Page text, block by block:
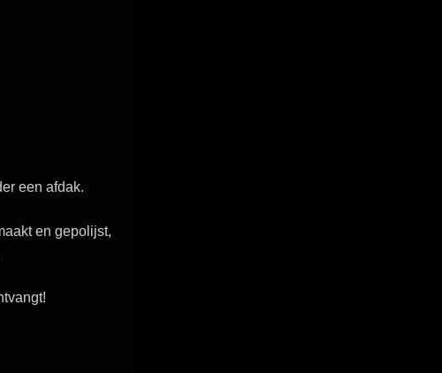
een afdak.
en gepolijst,